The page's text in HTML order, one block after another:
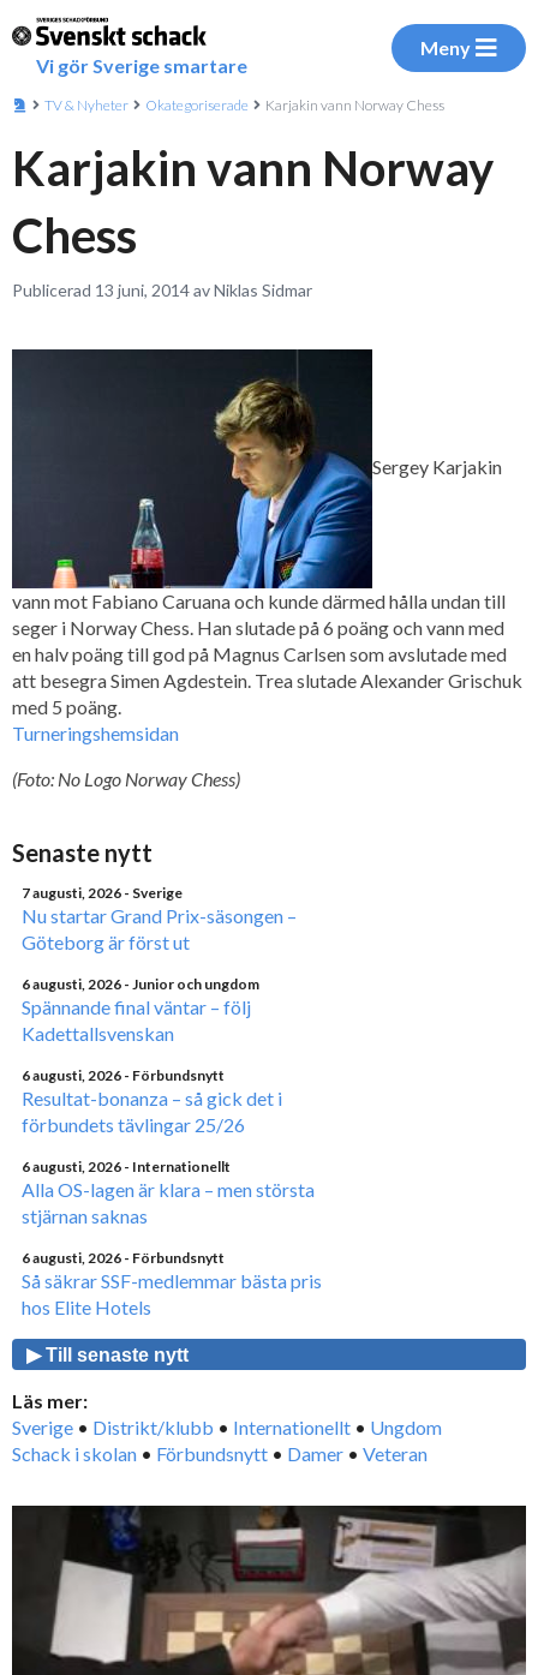
Vi gör Sverige smartare
Meny
TV & Nyheter Okategoriserade Karjakin vann Norway Chess
Karjakin vann Norway
Chess
Publicerad 13 juni, 2014 av Niklas Sidmar
Sergey Karjakin
vann mot Fabiano Caruana och kunde därmed hålla undan till
seger i Norway Chess. Han slutade på 6 poäng och vann med
en halv poäng till god på Magnus Carlsen som avslutade med
att besegra Simen Agdestein. Trea slutade Alexander Grischuk
med 5 poäng.
Turneringshemsidan
(Foto: No Logo Norway Chess)
Senaste nytt
7 augusti, 2026 - Sverige
Nu startar Grand Prix-säsongen –
Göteborg är först ut
6 augusti, 2026 - Junior och ungdom
Spännande final väntar – följ
Kadettallsvenskan
6 augusti, 2026 - Förbundsnytt
Resultat-bonanza – så gick det i
förbundets tävlingar 25/26
6 augusti, 2026 - Internationellt
Alla OS-lagen är klara – men största
stjärnan saknas
6 augusti, 2026 - Förbundsnytt
Så säkrar SSF-medlemmar bästa pris
hos Elite Hotels
▶ Till senaste nytt
Läs mer:
Sverige • Distrikt/klubb • Internationellt • Ungdom
Schack i skolan • Förbundsnytt • Damer • Veteran